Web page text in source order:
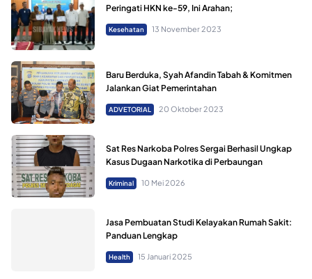
Peringati HKN ke-59, Ini Arahan;
Kesehatan 13 November 2023
Baru Berduka, Syah Afandin Tabah & Komitmen
Jalankan Giat Pemerintahan
ADVETORIAL 20 Oktober 2023
Sat Res Narkoba Polres Sergai Berhasil Ungkap
Kasus Dugaan Narkotika di Perbaungan
Kriminal 10 Mei 2026
Jasa Pembuatan Studi Kelayakan Rumah Sakit:
Panduan Lengkap
Health 15 Januari 2025